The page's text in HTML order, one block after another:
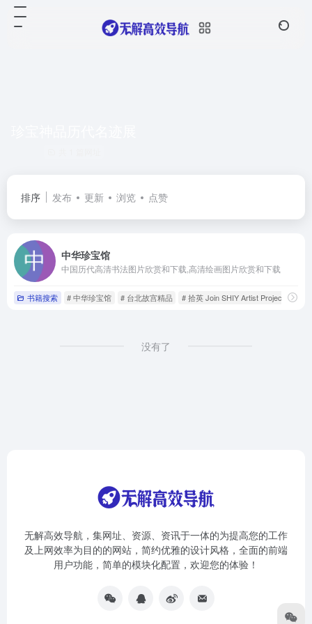
排序 发布 更新 浏览 点赞
中华珍宝馆
中国历代高清书法图片欣赏和下载,高清绘画图片欣赏和下载
书籍搜索 # 中华珍宝馆 # 台北故宫精品 # 拾英 Join SHIY Artist Project
没有了
无解高效导航，集网址、资源、资讯于一体的为提高您的工作
及上网效率为目的的网站，简约优雅的设计风格，全面的前端
用户功能，简单的模块化配置，欢迎您的体验！